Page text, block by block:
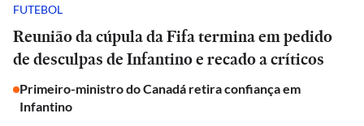
FUTEBOL
Reunião da cúpula da Fifa termina em pedido
de desculpas de Infantino e recado a críticos
Primeiro-ministro do Canadá retira confiança em
Infantino